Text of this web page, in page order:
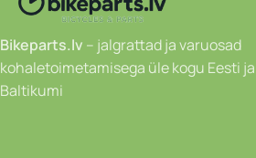
Bikeparts.lv – jalgrattad ja varuosad
kohaletoimetamisega üle kogu Eesti ja
Baltikumi